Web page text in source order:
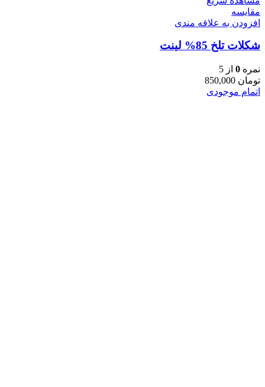
مقایسه
افزودن به علاقه مندی
شکلات تلخ 85% لینت
نمره 0 از 5
تومان
اتمام موجودی